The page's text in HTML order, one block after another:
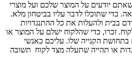
יודעים על המוצר שלכם ועל מוצרי
כדי שתוכלו לדבר עליו בביטחון מלא.
בבית ולהעלות את כל ההתנגדויות
זכרו, כדי שהלקוח ישלם על המוצר או
בתחושת הקנייה שלו. עליכם כאנשי
או תהייה שתעלה מצד לקוח תשובה